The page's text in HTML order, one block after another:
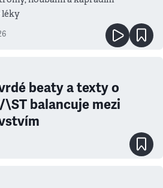
léky
beaty a texty o
balancuje mezi